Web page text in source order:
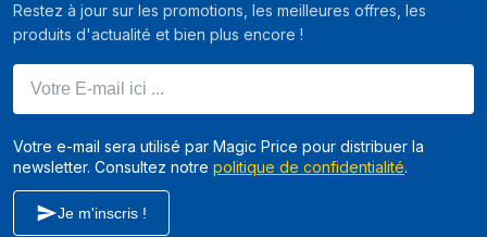
Restez à jour sur les promotions, les meilleures offres, les
produits d'actualité et bien plus encore !
Votre e-mail sera utilisé par Magic Price pour distribuer la
newsletter. Consultez notre politique de confidentialité.
Je m'inscris !